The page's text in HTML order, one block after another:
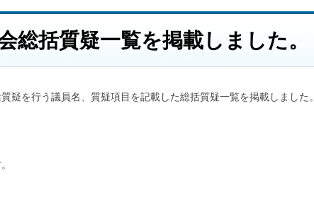
総括質疑一覧を掲載しました。
を行う議員名、質疑項目を記載した総括質疑一覧を掲載しました。